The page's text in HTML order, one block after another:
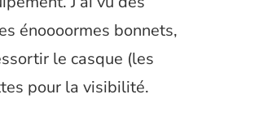
énoooormes bonnets,
le casque (les
pour la visibilité.